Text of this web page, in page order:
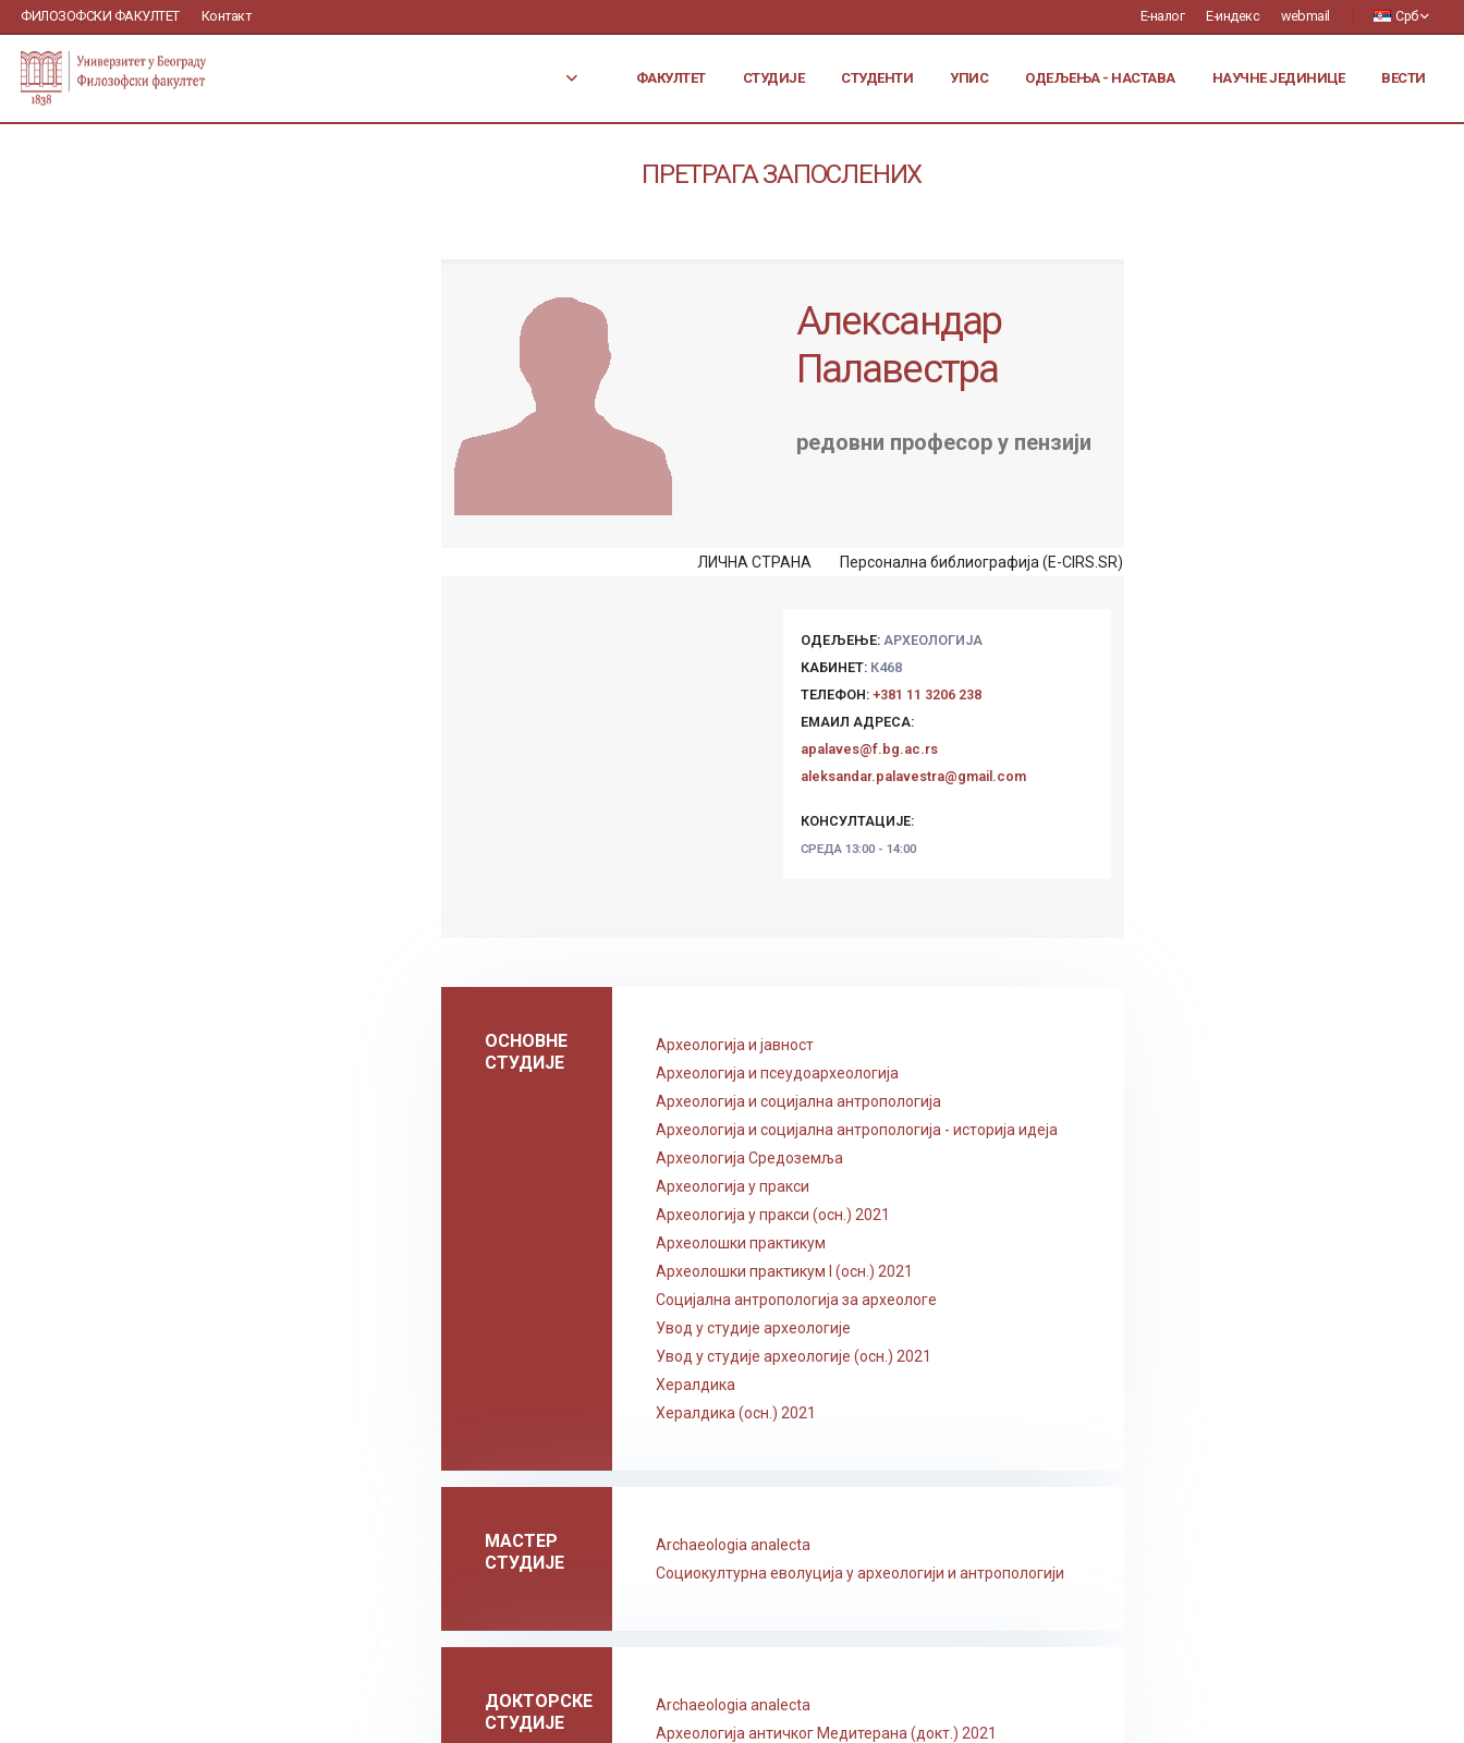
ФИЛОЗОФСКИ ФАКУЛТЕТ Контакт Е-налог Е-индекс webmail Срб
ФАКУЛТЕТ СТУДИЈЕ СТУДЕНТИ УПИС ОДЕЉЕЊА - НАСТАВА НАУЧНЕ ЈЕДИНИЦЕ ВЕСТИ
ПРЕТРАГА ЗАПОСЛЕНИХ
Александар
Палавестра
редовни професор у пензији
ЛИЧНА СТРАНА Персонална библиографија (E-CIRS.SR)
ОДЕЉЕЊЕ: АРХЕОЛОГИЈА
КАБИНЕТ: К468
ТЕЛЕФОН: +381 11 3206 238
ЕМАИЛ АДРЕСА:
apalaves@f.bg.ac.rs
aleksandar.palavestra@gmail.com
КОНСУЛТАЦИЈЕ:
СРЕДА 13:00 - 14:00
ОСНОВНЕ
СТУДИЈЕ
Археологија и јавност
Археологија и псеудоархеологија
Археологија и социјална антропологија
Археологија и социјална антропологија - историја идеја
Археологија Средоземља
Археологија у пракси
Археологија у пракси (осн.) 2021
Археолошки практикум
Археолошки практикум I (осн.) 2021
Социјална антропологија за археологе
Увод у студије археологије
Увод у студије археологије (осн.) 2021
Хералдика
Хералдика (осн.) 2021
МАСТЕР
СТУДИЈЕ
Archaeologia analecta
Социокултурна еволуција у археологији и антропологији
ДОКТОРСКЕ
СТУДИЈЕ
Archaeologia analecta
Археологија античког Медитерана (докт.) 2021